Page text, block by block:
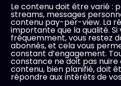
Le contenu doit être varié :
streams, messages
contenu pay-per-view. La
importante que la qualité. Si
fréquemment, vous restez
abonnés, et cela vous
constant d’engagement.
constance ne doit pas nuire
contenu, bien planifié, doit
répondre aux intérêts de